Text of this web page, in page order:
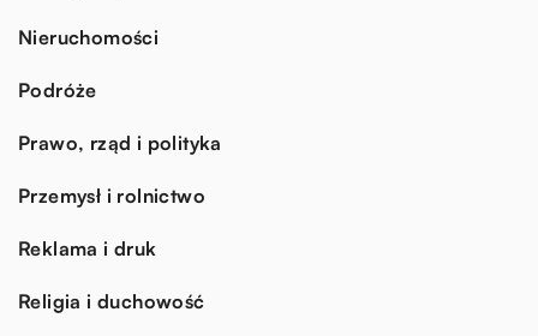
Nieruchomości
Podróże
Prawo, rząd i polityka
Przemysł i rolnictwo
Reklama i druk
Religia i duchowość